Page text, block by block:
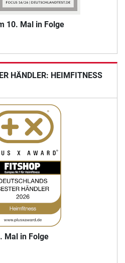
10. Mal in Folge
HÄNDLER: HEIMFITNESS
Mal in Folge